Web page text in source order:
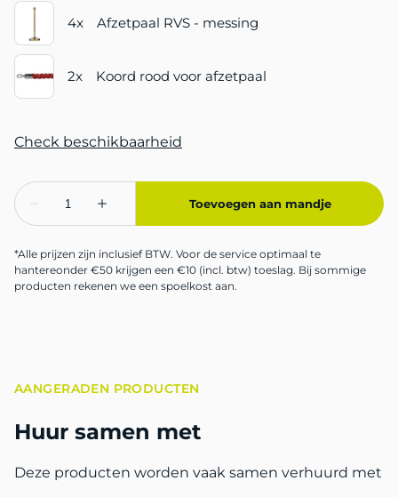
*Alle prijzen zijn inclusief BTW. Voor de service optimaal te
hantereonder €50 krijgen een €10 (incl. btw) toeslag. Bij sommige
producten rekenen we een spoelkost aan.
AANGERADEN PRODUCTEN
Huur samen met
Deze producten worden vaak samen verhuurd met